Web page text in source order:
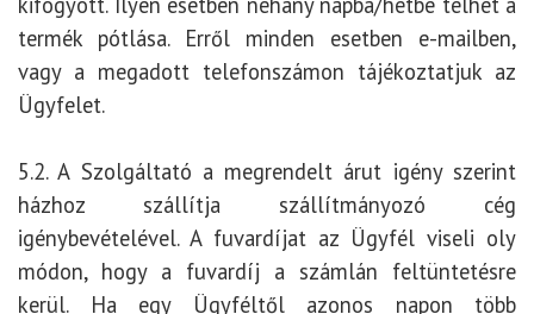
termék pótlása. Erről minden esetben e-mailben,
vagy a megadott telefonszámon tájékoztatjuk az
Ügyfelet.
5.2. A Szolgáltató a megrendelt árut igény szerint
házhoz szállítja szállítmányozó cég
igénybevételével. A fuvardíjat az Ügyfél viseli oly
módon, hogy a fuvardíj a számlán feltüntetésre
kerül. Ha egy Ügyféltől azonos napon több